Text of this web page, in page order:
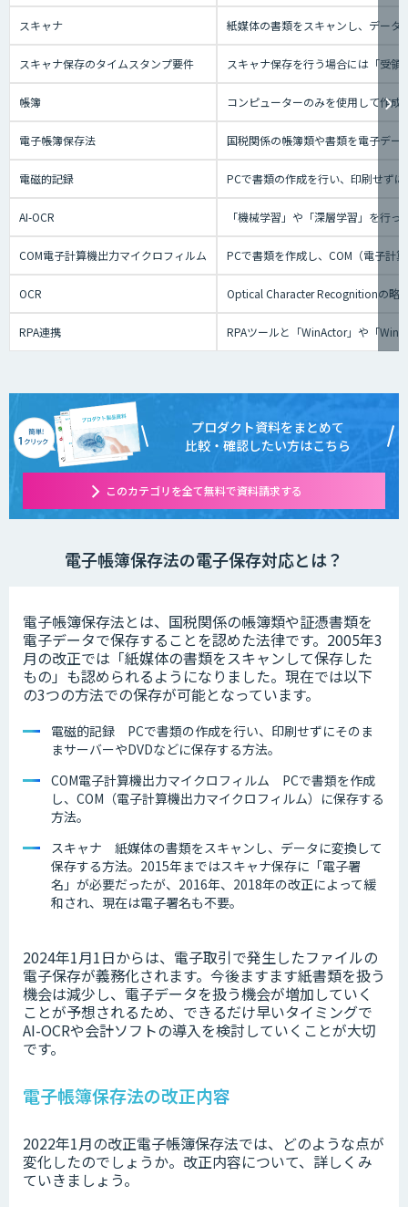
スキャナ 紙媒体の書類をスキャンし、デー
スキャナ保存のタイムスタンプ要件 スキャナ保存を行う場合には「受
帳簿 コンピューターのみを使用して作
電子帳簿保存法 国税関係の帳簿類や書類を電子デー
電磁的記録 PCで書類の作成を行い、印刷せず
AI-OCR 「機械学習」や「深層学習」を行
COM電子計算機出力マイクロフィルム PCで書類を作成し、COM（電子計
OCR Optical Character Recognitionの略
RPA連携 RPAツールと「WinActor」や「
プロダクト資料をまとめて
比較・確認したい方はこちら
このカテゴリを全て無料で資料請求する
電子帳簿保存法の電子保存対応とは？
電子帳簿保存法とは、国税関係の帳簿類や証憑書類を
電子データで保存することを認めた法律です。2005年3
月の改正では「紙媒体の書類をスキャンして保存した
もの」も認められるようになりました。現在では以下
の3つの方法での保存が可能となっています。
電磁的記録 PCで書類の作成を行い、印刷せずにそのま
まサーバーやDVDなどに保存する方法。
COM電子計算機出力マイクロフィルム PCで書類を作成
し、COM（電子計算機出力マイクロフィルム）に保存する
方法。
スキャナ 紙媒体の書類をスキャンし、データに変換して
保存する方法。2015年まではスキャナ保存に「電子署
名」が必要だったが、2016年、2018年の改正によって緩
和され、現在は電子署名も不要。
2024年1月1日からは、電子取引で発生したファイルの
電子保存が義務化されます。今後ますます紙書類を扱う
機会は減少し、電子データを扱う機会が増加していく
ことが予想されるため、できるだけ早いタイミングで
AI-OCRや会計ソフトの導入を検討していくことが大切
です。
電子帳簿保存法の改正内容
2022年1月の改正電子帳簿保存法では、どのような点が
変化したのでしょうか。改正内容について、詳しくみ
ていきましょう。